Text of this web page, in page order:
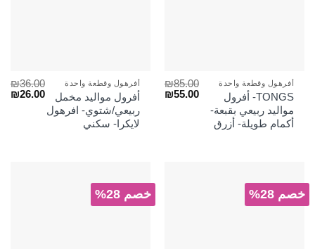
أفرهول وقطعة واحدة
TONGS- أفرول
مواليد ربيعي بقبعة-
أكمام طويلة- أزرق
₪85.00
السعر₪55.00
السعر
الحالي
أفرهول وقطعة واحدة
أفرول مواليد مخمل
ربيعي/شتوي- افرهول
لايكرا- سكني
₪36.00
السعر₪26.00
خصم 28% خصم 28%